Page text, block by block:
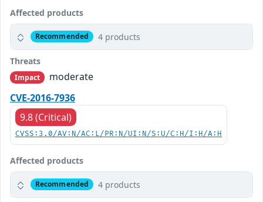
Affected products
Recommended 4 products
Threats
Impact
moderate
CVE-2016-7936
9.8 (Critical)
CVSS:3.0/AV:N/AC:L/PR:N/UI:N/S:U/C:H/I:H/A:H
Affected products
Recommended 4 products